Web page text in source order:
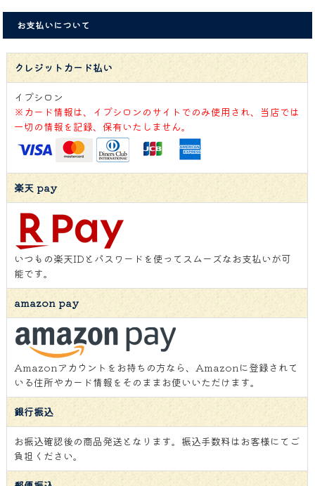
お支払いについて
クレジットカード払い
イプシロン
※カード情報は、イプシロンのサイトでのみ使用され、当店では
一切の情報を記録、保有いたしません。
楽天 pay
いつもの楽天IDとパスワードを使ってスムーズなお支払いが可
能です。
amazon pay
Amazonアカウントをお持ちの方なら、Amazonに登録されて
いる住所やカード情報をそのままお使いいただけます。
銀行振込
お振込確認後の商品発送となります。振込手数料はお客様にてご
負担ください。